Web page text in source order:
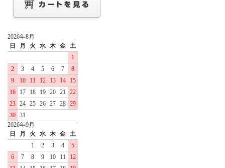
2026年8月
日
月 火 水 木 金 土
1
2
3 4 5 6 7
8
9
10 11 12 13 14
15
16
17 18 19 20 21
22
23 24 25 26 27 28 29
30 31
2026年9月
日
月 火 水 木 金 土
1
2 3 4
5
6
7 8 9 10 11
12